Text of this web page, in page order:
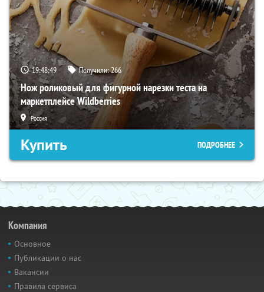
19:48:48 Получили:266
Нож роликовый для фигурной нарезки теста на
маркетплейсе Wildberries
Россия
Купить ПОДРОБНЕЕ
Компания
Основное
Публикации о нас
Вакансии
Правила сервиса